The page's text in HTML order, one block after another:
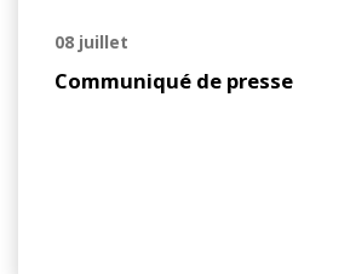
08 juillet
Communiqué de presse